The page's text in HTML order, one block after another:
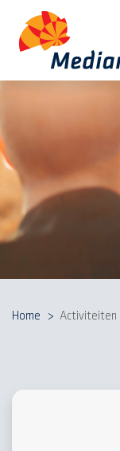
Home Activiteiten